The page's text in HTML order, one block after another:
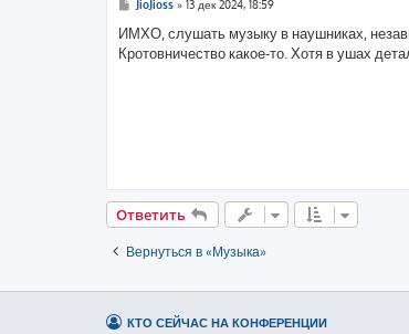
С
о
б
щ
JioJioss» 13 дек 2024, 18:59
ИМХО, слушать музыку в наушниках,
Кротовничество какое-то. Хотя в ушах
Ответить
Вернуться в «Музыка»
КТО СЕЙЧАС НА КОНФЕРЕНЦИИ